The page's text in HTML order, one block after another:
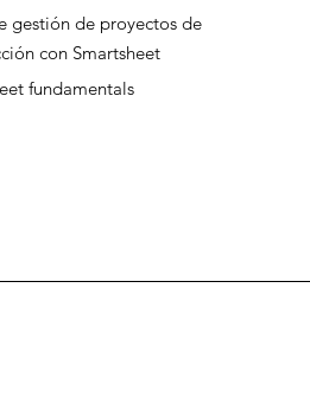
gestión de proyectos de
con Smartsheet
fundamentals